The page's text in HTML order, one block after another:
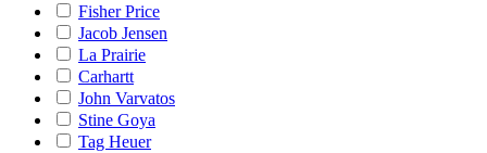
Fisher Price
Jacob Jensen
La Prairie
Carhartt
John Varvatos
Stine Goya
Tag Heuer